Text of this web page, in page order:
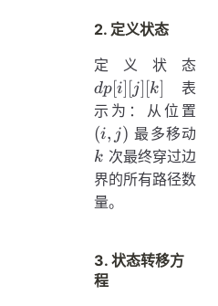
2. 定义状态
定义状态
dp[i] [j] [k] 表
示为：从位置
(i, j) 最多移动
k
k 次最终穿过边
界的所有路径数
量。
3. 状态转移方
程